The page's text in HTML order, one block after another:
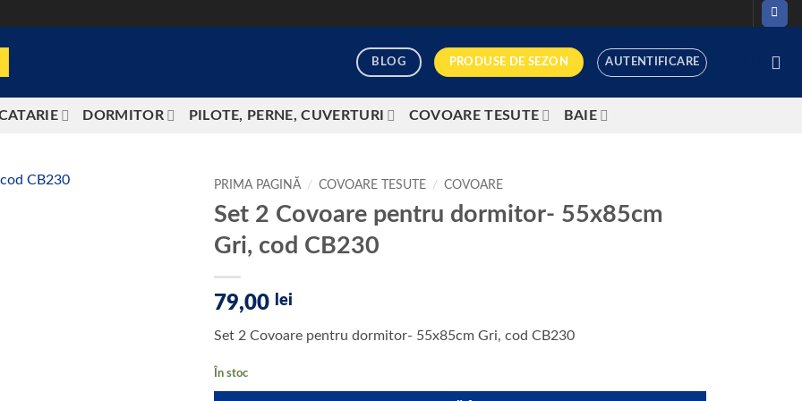
BLOG PRODUSE DE SEZON AUTENTIFICARE
DORMITOR PILOTE, PERNE, CUVERTURI COVOARE TESUTE BAIE
PRIMA PAGINĂ / COVOARE TESUTE / COVOARE
Set 2 Covoare pentru dormitor- 55x85cm
Gri, cod CB230
79,00 lei
Set 2 Covoare pentru dormitor- 55x85cm Gri, cod CB230
În stoc